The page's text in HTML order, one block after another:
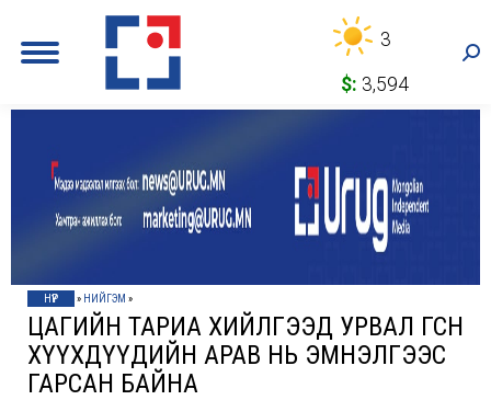
3
$: 3,594
НҮҮР » НИЙГЭМ »
ЦАГИЙН ТАРИА ХИЙЛГЭЭД УРВАЛ ӨГСӨН
ХҮҮХДҮҮДИЙН АРАВ НЬ ЭМНЭЛГЭЭС
ГАРСАН БАЙНА